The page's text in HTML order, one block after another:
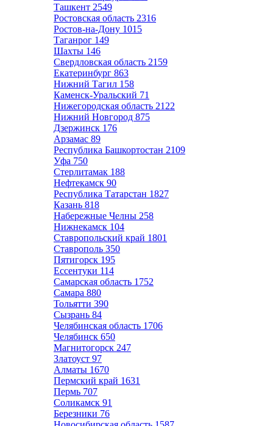
Ташкент 2549
Ростовская область 2316
Ростов-на-Дону 1015
Таганрог 149
Шахты 146
Свердловская область 2159
Екатеринбург 863
Нижний Тагил 158
Каменск-Уральский 71
Нижегородская область 2122
Нижний Новгород 875
Дзержинск 176
Арзамас 89
Республика Башкортостан 2109
Уфа 750
Стерлитамак 188
Нефтекамск 90
Республика Татарстан 1827
Казань 818
Набережные Челны 258
Нижнекамск 104
Ставропольский край 1801
Ставрополь 350
Пятигорск 195
Ессентуки 114
Самарская область 1752
Самара 880
Тольятти 390
Сызрань 84
Челябинская область 1706
Челябинск 650
Магнитогорск 247
Златоуст 97
Алматы 1670
Пермский край 1631
Пермь 707
Соликамск 91
Березники 76